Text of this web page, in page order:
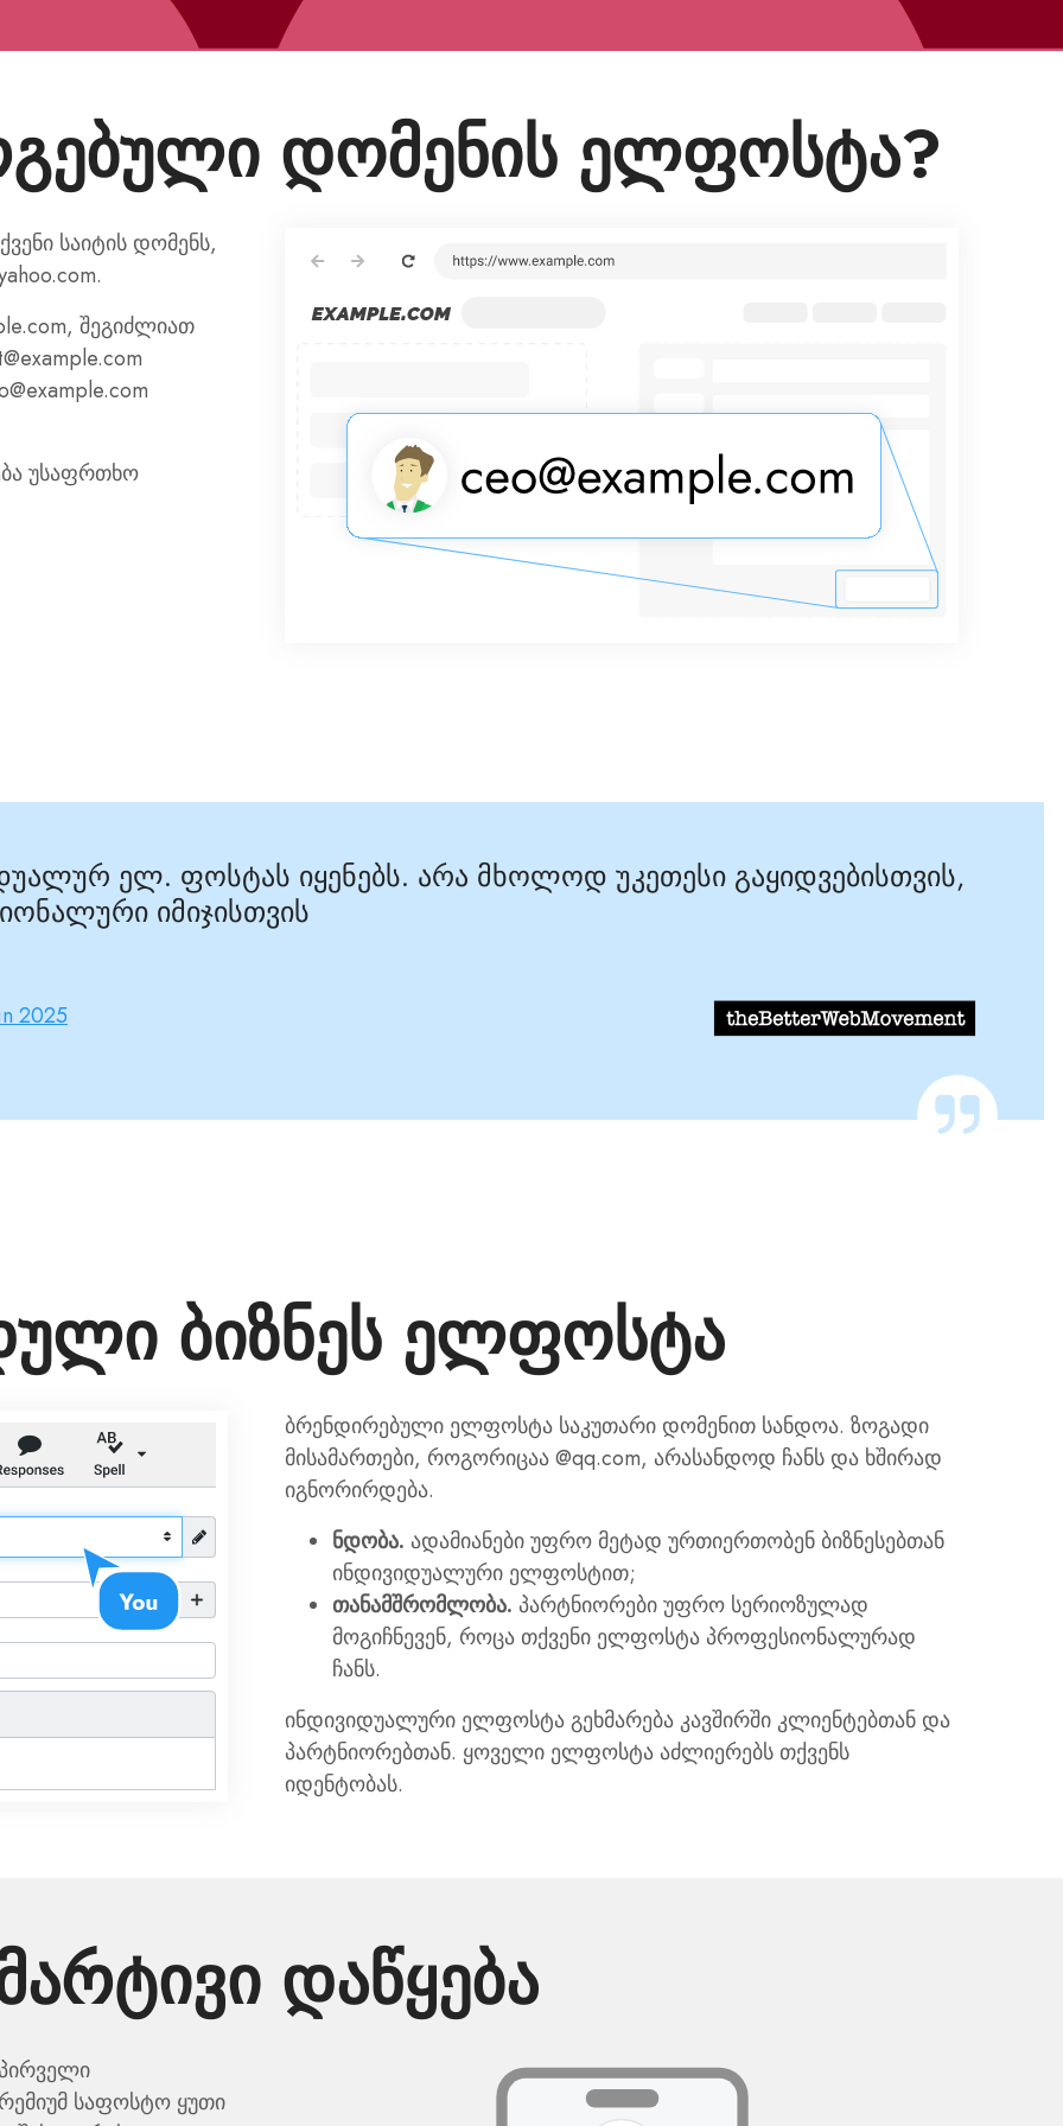
დომენის ელფოსტა?
საიტის დომენს,
შეგიძლიათ
უსაფრთხო
ელ. ფოსტას იყენებს. არა მხოლოდ უკეთესი გაყიდვებისთვის,
იმიჯისთვის
2025
ბიზნეს ელფოსტა
ბრენდირებული ელფოსტა საკუთარი დომენით სანდოა. ზოგადი
მისამართები, როგორიცაა @qq.com, არასანდოდ ჩანს და ხშირად
იგნორირდება.
ნდობა. ადამიანები უფრო მეტად ურთიერთობენ ბიზნესებთან
ინდივიდუალური ელფოსტით;
თანამშრომლობა. პარტნიორები უფრო სერიოზულად
მოგიჩნევენ, როცა თქვენი ელფოსტა პროფესიონალურად
ჩანს.
ინდივიდუალური ელფოსტა გეხმარება კავშირში კლიენტებთან და
პარტნიორებთან. ყოველი ელფოსტა აძლიერებს თქვენს
იდენტობას.
დაწყება
საფოსტო ყუთი